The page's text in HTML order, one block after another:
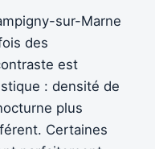
sur-Marne
des
est
: densité de
plus
Certaines